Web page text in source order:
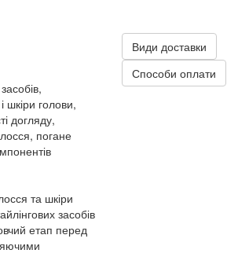
шкіри голови,
догляду,
погане
та шкіри
засобів
етап перед
Види доставки
Способи оплати